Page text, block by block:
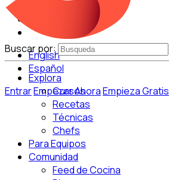
English
Español
EntrarEmpezar AhoraEmpieza Gratis
Buscar por:
Explora
Cursos
Recetas
Técnicas
Chefs
Para Equipos
Comunidad
Feed de Cocina